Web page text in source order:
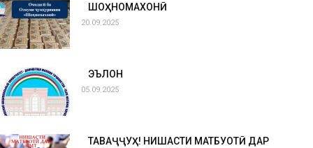
ШОҲНОМАХОНӢ
20.09.2025
ЭЪЛОН
05.09.2025
ТАВАҶҶУҲ! НИШАСТИ МАТБУОТӢ ДАР